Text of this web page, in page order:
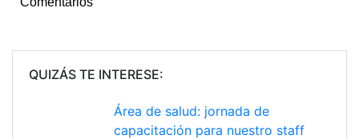
QUIZÁS TE INTERESE:
Área de salud: jornada de
capacitación para nuestro staff